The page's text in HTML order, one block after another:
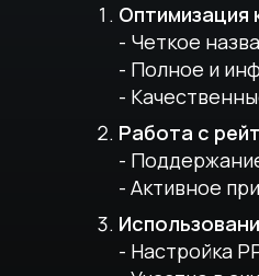
Оптимизация
- Четкое
- Полное и
-
Работа с
-
- Активное
- Настройка